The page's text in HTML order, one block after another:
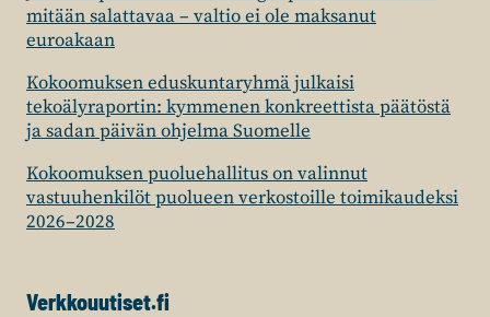
mitään salattavaa – valtio ei ole maksanut
euroakaan
Kokoomuksen eduskuntaryhmä julkaisi
tekoälyraportin: kymmenen konkreettista päätöstä
ja sadan päivän ohjelma Suomelle
Kokoomuksen puoluehallitus on valinnut
vastuuhenkilöt puolueen verkostoille toimikaudeksi
2026–2028
Verkkouutiset.fi